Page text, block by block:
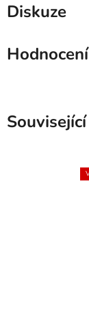
Diskuze
Hodnocení